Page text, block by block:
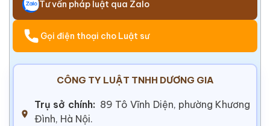
Tư vấn pháp luật qua Zalo
Gọi điện thoại cho Luật sư
CÔNG TY LUẬT TNHH DƯƠNG GIA
Trụ sở chính: 89 Tô Vĩnh Diện, phường Khương
Đình, Hà Nội.